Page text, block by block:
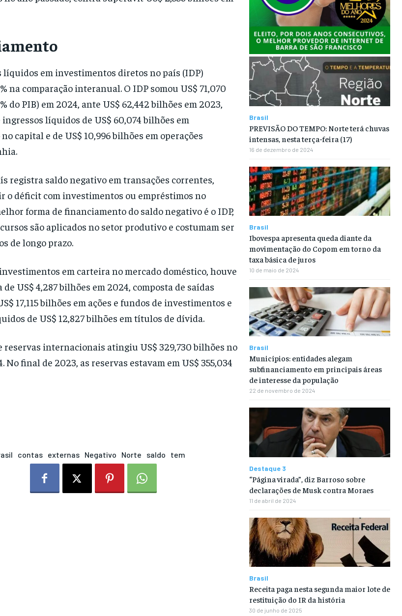
líquidos em investimentos diretos no país (IDP)
na comparação interanual. O IDP somou US$ 71,070
do PIB) em 2024, ante US$ 62,442 bilhões em 2023,
líquidos de US$ 60,074 bilhões em
capital e de US$ 10,996 bilhões em operações
registra saldo negativo em transações correntes,
o déficit com investimentos ou empréstimos no
forma de financiamento do saldo negativo é o IDP,
são aplicados no setor produtivo e costumam ser
de longo prazo.
em carteira no mercado doméstico, houve
US$ 4,287 bilhões em 2024, composta de saídas
17,115 bilhões em ações e fundos de investimentos e
de US$ 12,827 bilhões em títulos de dívida.
reservas internacionais atingiu US$ 329,730 bilhões no
No final de 2023, as reservas estavam em US$ 355,034
contas externas Negativo Norte saldo tem
Brasil
PREVISÃO DO TEMPO: Norte terá chuvas
intensas, nesta terça-feira (17)
16 de dezembro de 2024
Brasil
Ibovespa apresenta queda diante da
movimentação do Copom em torno da
taxa básica de juros
10 de maio de 2024
Brasil
Municípios: entidades alegam
subfinanciamento em principais áreas
de interesse da população
22 de novembro de 2024
Destaque 3
“Página virada”, diz Barroso sobre
declarações de Musk contra Moraes
11 de abril de 2024
Brasil
Receita paga nesta segunda maior lote de
restituição do IR da história
30 de junho de 2025